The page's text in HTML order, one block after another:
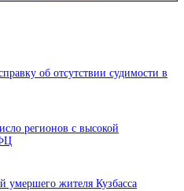
об отсутствии судимости в
регионов с высокой
умершего жителя Кузбасса